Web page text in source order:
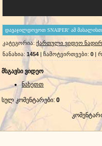
კატეგორია: ქართული ვიდეო
ნანახია: 1454 | ჩამოტვირთვები: 0 |
მსგავსი ვიდეო
ნახეთთ
სულ კომენტარები: 0